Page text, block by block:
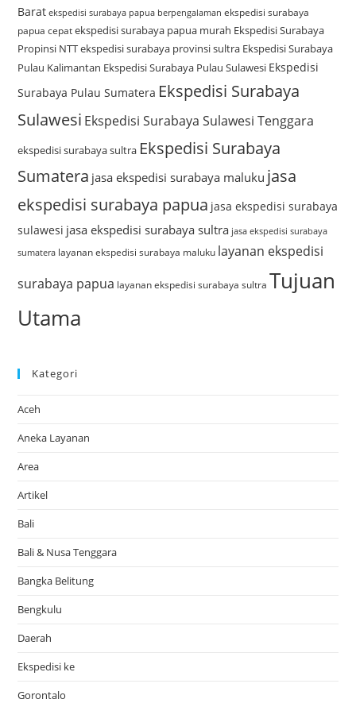
Barat ekspedisi surabaya papua berpengalaman ekspedisi surabaya
papua cepat ekspedisi surabaya papua murah Ekspedisi Surabaya
Propinsi NTTekspedisi surabaya provinsi sultra Ekspedisi Surabaya
Pulau Kalimantan Ekspedisi Surabaya Pulau Sulawesi Ekspedisi
Surabaya Pulau Sumatera Ekspedisi Surabaya
Sulawesi Ekspedisi Surabaya Sulawesi Tenggara
ekspedisi surabaya sultra Ekspedisi Surabaya
Sumatera jasa ekspedisi surabaya maluku jasa
ekspedisi surabaya papua jasa ekspedisi surabaya
sulawesi jasa ekspedisi surabaya sultra jasa ekspedisi surabaya
sumatera layanan ekspedisi surabaya maluku layanan ekspedisi
surabaya papua layanan ekspedisi surabaya sultra Tujuan
Utama
Kategori
Aceh
Aneka Layanan
Area
Artikel
Bali
Bali & Nusa Tenggara
Bangka Belitung
Bengkulu
Daerah
Ekspedisi ke
Gorontalo